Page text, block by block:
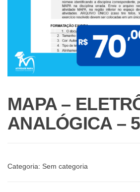
MAPA –
ANALÓGICA –
Categoria: Sem categoria